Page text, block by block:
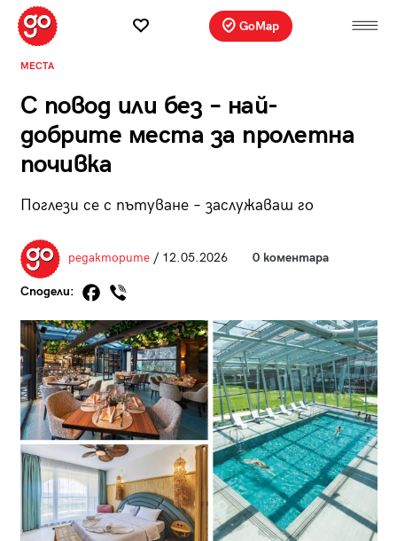
GoMap
МЕСТА
С повод или без – най-
добрите места за пролетна
почивка
Поглези се с пътуване – заслужаваш го
редакторите/ 12.05.2026 0 коментара
Сподели: